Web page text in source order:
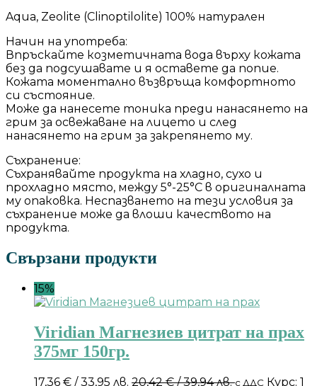
Aqua, Zeolite (Clinoptilolite) 100% натурален
Начин на употреба:
Впръскайте козметичната вода върху кожата
без да подсушавате и я оставете да попие.
Кожата моментално възвръща комфортното
си състояние.
Може да нанесете тоника преди нанасянето на
грим за освежаване на лицето и след
нанасянето на грим за закрепянето му.
Съхранение:
Съхранявайте продукта на хладно, сухо и
прохладно място, между 5°-25°C в оригиналната
му опаковка. Неспазването на тези условия за
съхранение може да влоши качеството на
продукта.
Свързани продукти
15%
Viridian Магнезиев цитрат на прах
375мг 150гр.
17,36 € / 33,95 лв. 20,42€/ 39,94 лв.с ДДС Курс: 1